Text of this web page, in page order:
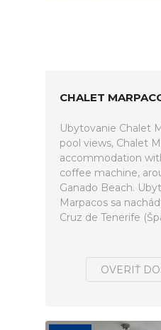
CHALET
Ubytovanie Chalet
pool views, Chalet
accommodation
coffee machine,
Ganado Beach.
Marpacos sa
Cruz de Tenerife
OVERIŤ